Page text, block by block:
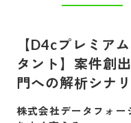
【D4cプレミア
タント】案件創
門への解析シナ
株式会社データフォー